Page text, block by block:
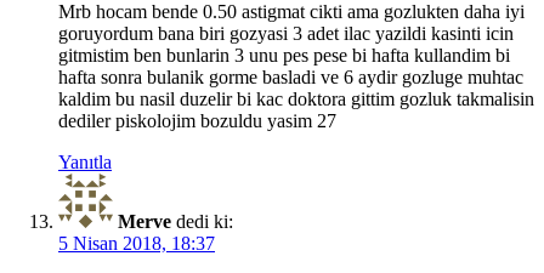
Mrb hocam bende 0.50 astigmat cikti ama gozlukten daha iyi
goruyordum bana biri gozyasi 3 adet ilac yazildi kasinti icin
gitmistim ben bunlarin 3 unu pes pese bi hafta kullandim bi
hafta sonra bulanik gorme basladi ve 6 aydir gozluge muhtac
kaldim bu nasil duzelir bi kac doktora gittim gozluk takmalisin
dediler piskolojim bozuldu yasim 27
Yanıtla
Merve dedi ki:
5 Nisan 2018, 18:37